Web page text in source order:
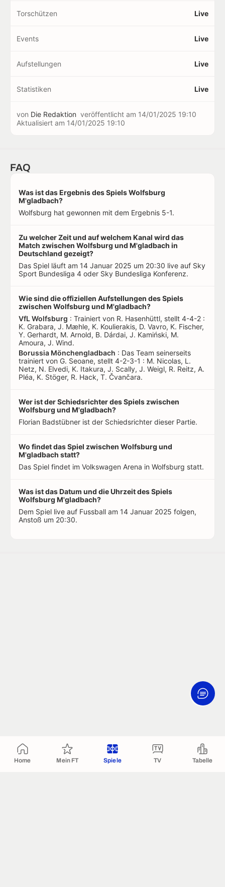
Home Mein FT Spiele TV Tabelle
Torschützen Live
Events Live
Aufstellungen Live
Statistiken Live
von Die Redaktion veröffentlicht am 14/01/2025 19:10
Aktualisiert am 14/01/2025 19:10
FAQ
Was ist das Ergebnis des Spiels Wolfsburg
M'gladbach?
Wolfsburg hat gewonnen mit dem Ergebnis 5-1.
Zu welcher Zeit und auf welchem Kanal wird das
Match zwischen Wolfsburg und M'gladbach in
Deutschland gezeigt?
Das Spiel läuft am 14 Januar 2025 um 20:30 live auf Sky
Sport Bundesliga 4 oder Sky Bundesliga Konferenz.
Wie sind die offiziellen Aufstellungen des Spiels
zwischen Wolfsburg und M'gladbach?
VfL Wolfsburg : Trainiert von R. Hasenhüttl, stellt 4-4-2 :
K. Grabara, J. Mæhle, K. Koulierakis, D. Vavro, K. Fischer,
Y. Gerhardt, M. Arnold, B. Dárdai, J. Kamiński, M.
Amoura, J. Wind.
Borussia Mönchengladbach : Das Team seinerseits
trainiert von G. Seoane, stellt 4-2-3-1 : M. Nicolas, L.
Netz, N. Elvedi, K. Itakura, J. Scally, J. Weigl, R. Reitz, A.
Pléa, K. Stöger, R. Hack, T. Čvančara.
Wer ist der Schiedsrichter des Spiels zwischen
Wolfsburg und M'gladbach?
Florian Badstübner ist der Schiedsrichter dieser Partie.
Wo findet das Spiel zwischen Wolfsburg und
M'gladbach statt?
Das Spiel findet im Volkswagen Arena in Wolfsburg statt.
Was ist das Datum und die Uhrzeit des Spiels
Wolfsburg M'gladbach?
Dem Spiel live auf Fussball am 14 Januar 2025 folgen,
Anstoß um 20:30.